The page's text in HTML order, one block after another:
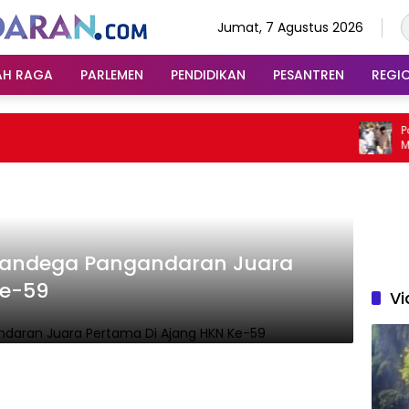
Jumat, 7 Agustus 2026
RAGA PARLEMEN PENDIDIKAN PESANTREN
Polda
Miras
Pangandaran Juara
59